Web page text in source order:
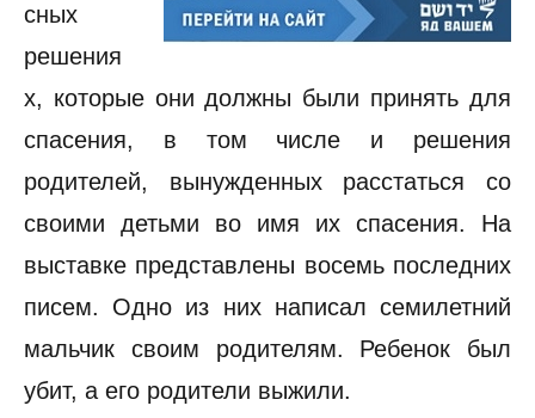
сных
решения
х, которые они должны были принять для
спасения, в том числе и решения
родителей, вынужденных расстаться со
своими детьми во имя их спасения. На
выставке представлены восемь последних
писем. Одно из них написал семилетний
мальчик своим родителям. Ребенок был
убит, а его родители выжили.